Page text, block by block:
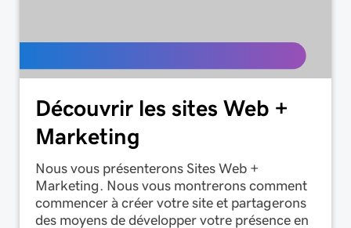
Découvrir les sites Web +
Marketing
Nous vous présenterons Sites Web +
Marketing. Nous vous montrerons comment
commencer à créer votre site et partagerons
des moyens de développer votre présence en